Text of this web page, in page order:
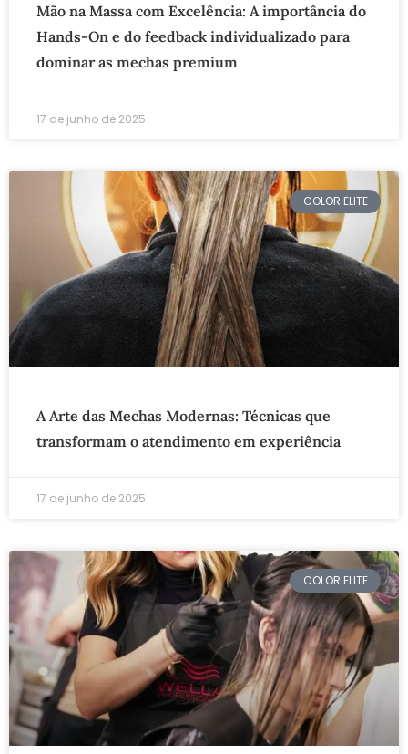
Mão na Massa com Excelência: A importância do
Hands-On e do feedback individualizado para
dominar as mechas premium
17 de junho de 2025
COLOR ELITE
A Arte das Mechas Modernas: Técnicas que
transformam o atendimento em experiência
17 de junho de 2025
COLOR ELITE